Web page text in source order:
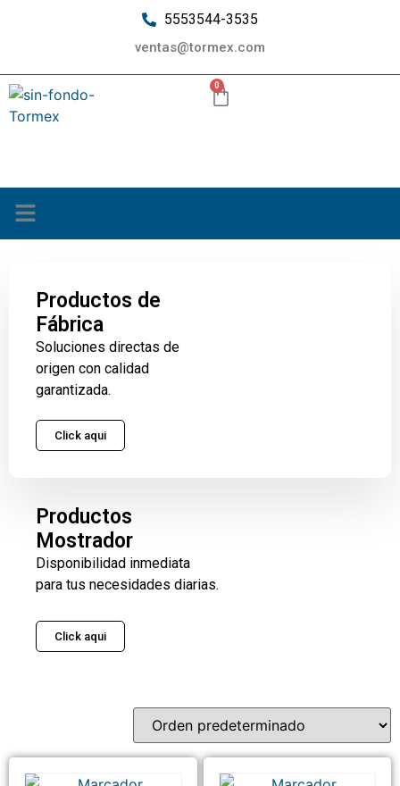
5553544-3535
ventas@tormex.com
0
Productos de
Fábrica
Soluciones directas de
origen con calidad
garantizada.
Click aqui
Productos
Mostrador
Disponibilidad inmediata
para tus necesidades diarias.
Click aqui